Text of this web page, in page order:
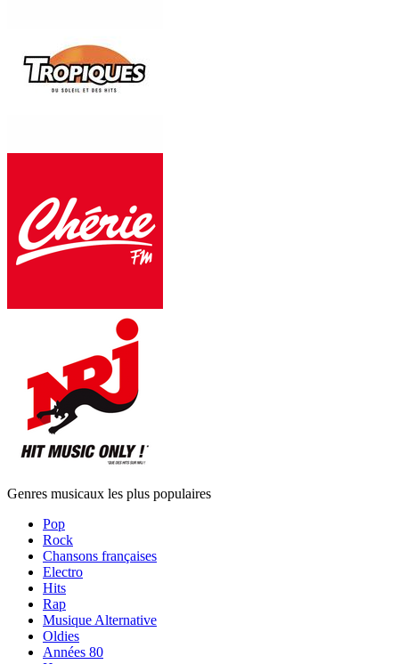
Genres musicaux les plus populaires
Pop
Rock
Chansons françaises
Electro
Hits
Rap
Musique Alternative
Oldies
Années 80